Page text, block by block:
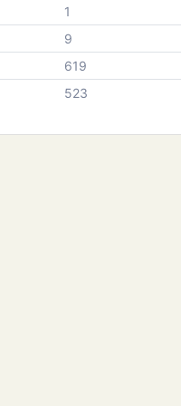
1
9
619
523